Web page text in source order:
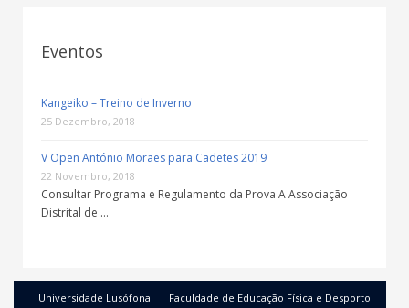
Eventos
Kangeiko – Treino de Inverno
25 Dezembro, 2018
V Open António Moraes para Cadetes 2019
22 Novembro, 2018
Consultar Programa e Regulamento da Prova A Associação
Distrital de …
Universidade Lusófona Faculdade de Educação Física e Desporto